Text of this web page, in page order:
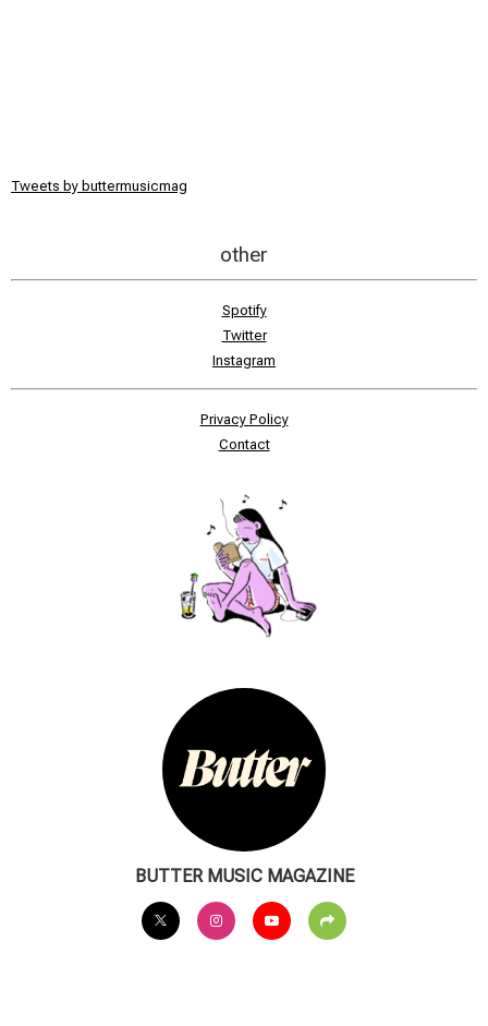
Tweets by buttermusicmag
other
Spotify
Twitter
Instagram
Privacy Policy
Contact
BUTTER MUSIC MAGAZINE